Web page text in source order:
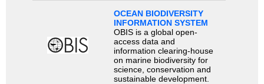
OCEAN BIODIVERSITY
INFORMATION SYSTEM
OBIS is a global open-
access data and
information clearing-house
on marine biodiversity for
science, conservation and
sustainable development.